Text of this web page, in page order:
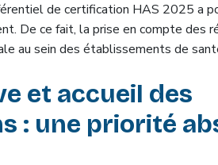
de certification HAS 2025 a
De ce fait, la prise en compte des
au sein des établissements de
et accueil des
: une priorité